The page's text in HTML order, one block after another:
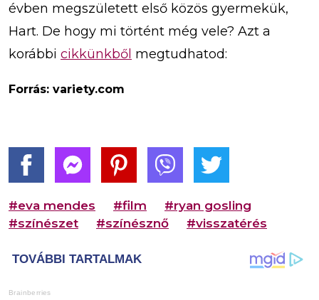
évben megszületett első közös gyermekük,
Hart. De hogy mi történt még vele? Azt a
korábbi cikkünkből megtudhatod:
Forrás: variety.com
#eva mendes #film
#ryan gosling
#színészet
#színésznő #visszatérés